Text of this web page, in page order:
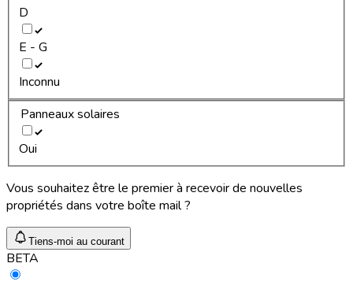
D
E - G
Inconnu
Panneaux solaires
Oui
Vous souhaitez être le premier à recevoir de nouvelles
propriétés dans votre boîte mail ?
Tiens-moi au courant
BETA